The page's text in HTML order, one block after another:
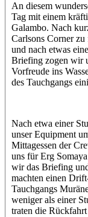
An diesem
Tag mit einem
Galambo. Nach
Carlsons Corner
und nach etwas
Briefing zogen wir
Vorfreude ins
des Tauchgangs
Nach etwa einer
unser Equipment
Mittagessen der
uns für Erg
wir das Briefing
machten einen
Tauchgangs
weniger als einer
traten die